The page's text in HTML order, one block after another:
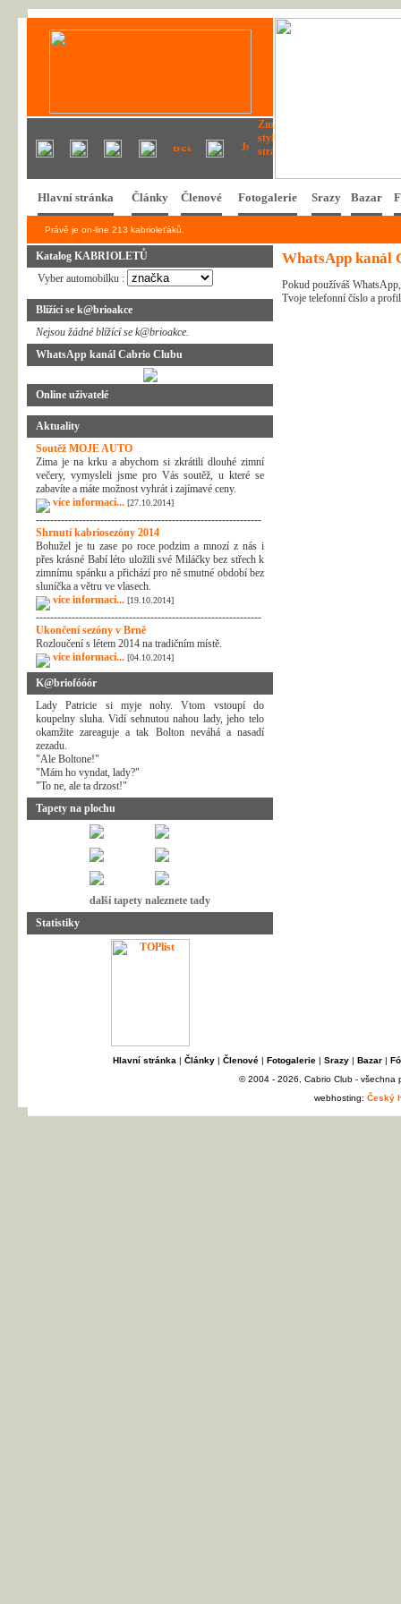
Hlavní stránka Články Členové Fotogalerie Srazy Bazar
Právě je on-line 213 kabrioleťáků.
Katalog KABRIOLETŮ
Vyber automobilku :
Blížící se k@brioakce
Nejsou žádné blížící se k@brioakce.
WhatsApp kanál Cabrio Clubu
Online uživatelé
Aktuality
Soutěž MOJE AUTO
Zima je na krku a abychom si zkrátili dlouhé zimní
večery, vymysleli jsme pro Vás soutěž, u které se
zabavíte a máte možnost vyhrát i zajímavé ceny.
více informací... [27.10.2014]
---------------------------------------------------------------
Shrnutí kabriosezóny 2014
Bohužel je tu zase po roce podzim a mnozí z nás i
přes krásné Babí léto uložili své Miláčky bez střech k
zimnímu spánku a přichází pro ně smutné období bez
sluníčka a větru ve vlasech.
více informací... [19.10.2014]
---------------------------------------------------------------
Ukončení sezóny v Brně
Rozloučení s létem 2014 na tradičním místě.
více informací... [04.10.2014]
K@briofóóór
Lady Patricie si myje nohy. Vtom vstoupí do
koupelny sluha. Vidí sehnutou nahou lady, jeho telo
okamžite zareaguje a tak Bolton neváhá a nasadí
zezadu.
"Ale Boltone!"
"Mám ho vyndat, lady?"
"To ne, ale ta drzost!"
Tapety na plochu
další tapety naleznete tady
Statistiky
WhatsApp kanál
Pokud používáš
Tvoje telefonní číslo a
Hlavní stránka | Články| Členové| Fotogalerie| Srazy| Bazar|
© 2004 - 2026, Cabrio Club - všechna
webhosting: Český